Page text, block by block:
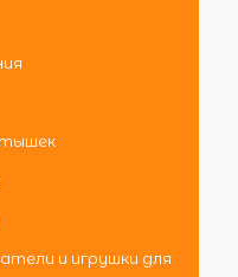
и игрушки для